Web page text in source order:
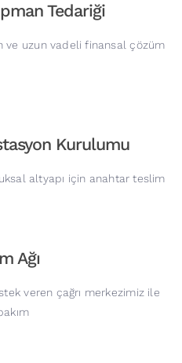
Tedariği
ve uzun vadeli finansal çözüm
Kurulumu
altyapı için anahtar teslim
Ağı
veren çağrı merkezimiz ile